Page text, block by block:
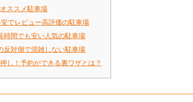
ススメ駐車場
でレビュー高評価の駐車場
時間でも安い人気の駐車場
反対側で混雑しない駐車場
し！予約ができる裏ワザとは？